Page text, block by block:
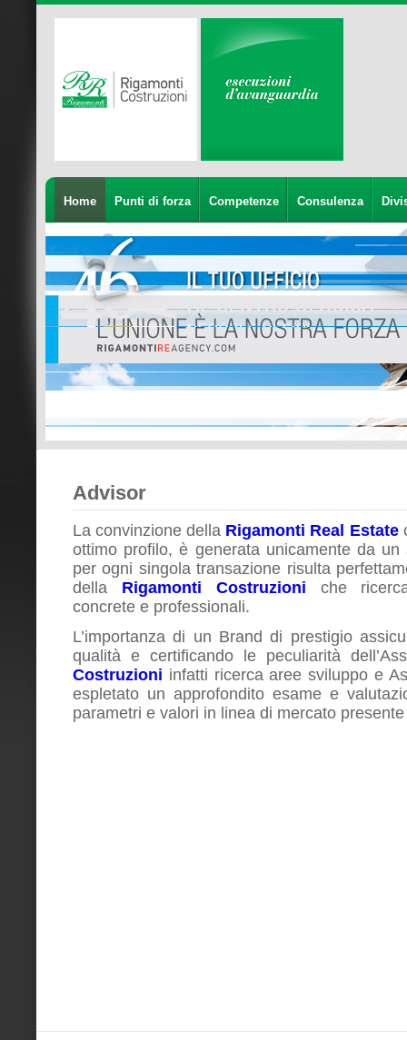
Home Punti di forza Competenze Consulenza
Advisor
La convinzione della Rigamonti Real Estate
ottimo profilo, è generata unicamente da
per ogni singola transazione risulta
della Rigamonti Costruzioni che
concrete e professionali.
L’importanza di un Brand di prestigio
qualità e certificando le peculiarità
Costruzioni infatti ricerca aree sviluppo e
espletato un approfondito esame e
parametri e valori in linea di mercato